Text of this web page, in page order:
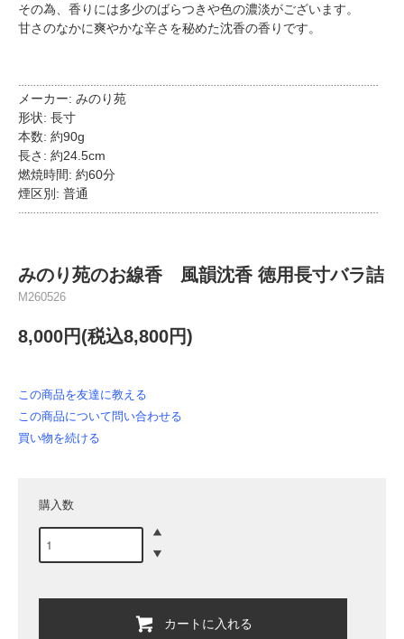
その為、香りには多少のばらつきや色の濃淡がございます。
甘さのなかに爽やかな辛さを秘めた沈香の香りです。
メーカー: みのり苑
形状: 長寸
本数: 約90g
長さ: 約24.5cm
燃焼時間: 約60分
煙区別: 普通
みのり苑のお線香 風韻沈香 徳用長寸バラ詰
M260526
8,000円(税込8,800円)
この商品を友達に教える
この商品について問い合わせる
買い物を続ける
購入数
カートに入れる